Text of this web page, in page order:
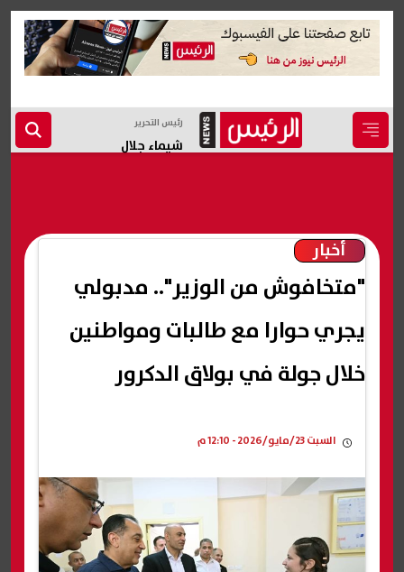
رئيس التحرير
شيماء جلال
أخبار
"متخافوش من الوزير".. مدبولي
يجري حوارا مع طالبات ومواطنين
خلال جولة في بولاق الدكرور
السبت 23/مايو/2026 - 12:10 م